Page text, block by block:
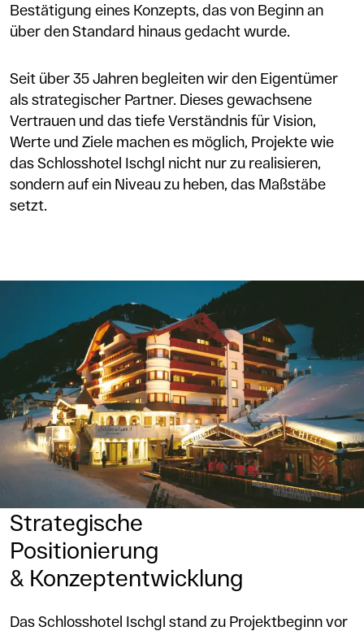
Bestätigung eines Konzepts, das von Beginn an
über den Standard hinaus gedacht wurde.
Seit über 35 Jahren begleiten wir den Eigentümer
als strategischer Partner. Dieses gewachsene
Vertrauen und das tiefe Verständnis für Vision,
Werte und Ziele machen es möglich, Projekte wie
das Schlosshotel Ischgl nicht nur zu realisieren,
sondern auf ein Niveau zu heben, das Maßstäbe
setzt.
Strategische
Positionierung
& Konzeptentwicklung
Das Schlosshotel Ischgl stand zu Projektbeginn vor